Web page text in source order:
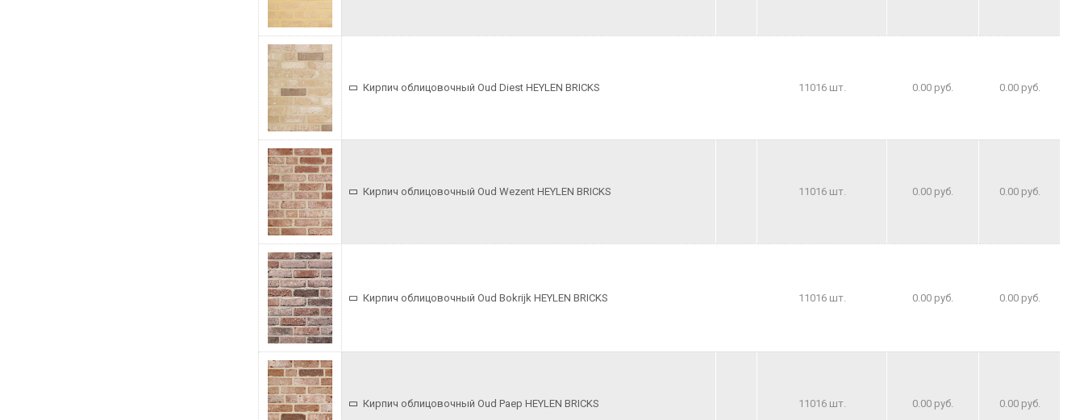
Кирпич облицовочный Oud Diest HEYLEN BRICKS 11016 шт. 0.00 руб. 0.00 руб.
Кирпич облицовочный Oud Wezent HEYLEN BRICKS 11016 шт. 0.00 руб. 0.00 руб.
Кирпич облицовочный Oud Bokrijk HEYLEN BRICKS 11016 шт. 0.00 руб. 0.00 руб.
Кирпич облицовочный Oud Paep HEYLEN BRICKS 11016 шт. 0.00 руб. 0.00 руб.